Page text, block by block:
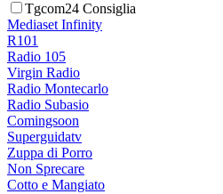
Tgcom24 Consiglia
Mediaset Infinity
R101
Radio 105
Virgin Radio
Radio Montecarlo
Radio Subasio
Comingsoon
Superguidatv
Zuppa di Porro
Non Sprecare
Cotto e Mangiato